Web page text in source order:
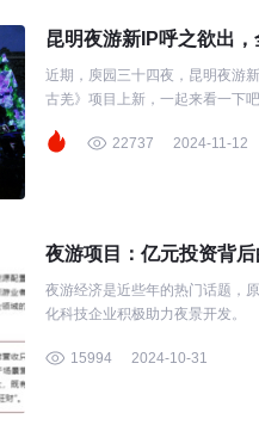
昆明夜游新IP呼之欲出
近期，庾园三十四夜，昆明夜游
古羌》项目上新，一起来看一下
22737 2024-11-12
夜游项目：亿元投资背
夜游经济是近些年的热门话题，
化科技企业积极助力夜景开发。
15994 2024-10-31